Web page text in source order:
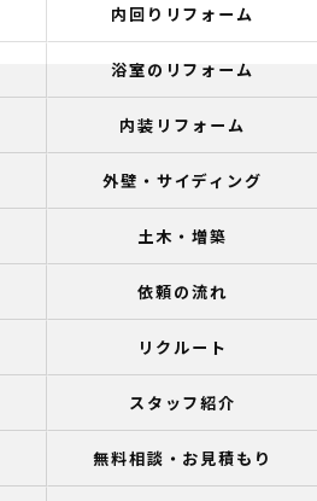
内回りリフォーム
浴室のリフォーム
内装リフォーム
外壁・サイディング
土木・増築
依頼の流れ
リクルート
スタッフ紹介
無料相談・お見積もり